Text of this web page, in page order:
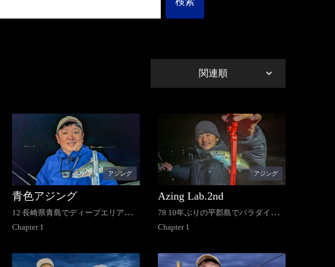
アジング
青色アジング
12 長崎県青島でディープエリア攻
略！
Chapter 1
アジング
Azing Lab.2nd
78 10年ぶりの平郡島でパラダイス
発見！
Chapter 1